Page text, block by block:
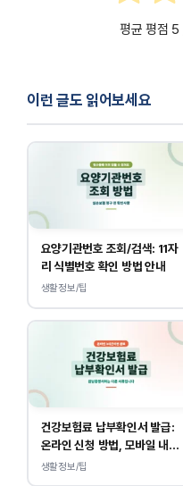
평균 평점 5
이런 글도 읽어보세요
요양기관번호 조회/검색: 11자
리 식별번호 확인 방법 안내
생활정보/팁
건강보험료 납부확인서 발급:
온라인 신청 방법, 모바일 내역
조회 안내
생활정보/팁